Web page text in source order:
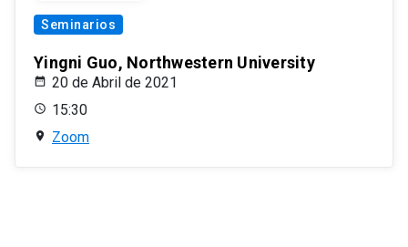
Seminarios
Yingni Guo, Northwestern University
20 de Abril de 2021
15:30
Zoom